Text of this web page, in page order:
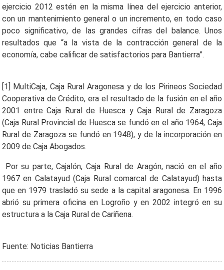
ejercicio 2012 estén en la misma línea del ejercicio anterior,
con un mantenimiento general o un incremento, en todo caso
poco significativo, de las grandes cifras del balance. Unos
resultados que “a la vista de la contracción general de la
economía, cabe calificar de satisfactorios para Bantierra”.
[1] MultiCaja, Caja Rural Aragonesa y de los Pirineos Sociedad
Cooperativa de Crédito, era el resultado de la fusión en el año
2001 entre Caja Rural de Huesca y Caja Rural de Zaragoza
(Caja Rural Provincial de Huesca se fundó en el año 1964, Caja
Rural de Zaragoza se fundó en 1948), y de la incorporación en
2009 de Caja Abogados.
Por su parte, Cajalón, Caja Rural de Aragón, nació en el año
1967 en Calatayud (Caja Rural comarcal de Calatayud) hasta
que en 1979 trasladó su sede a la capital aragonesa. En 1996
abrió su primera oficina en Logroño y en 2002 integró en su
estructura a la Caja Rural de Cariñena.
Fuente: Noticias Bantierra